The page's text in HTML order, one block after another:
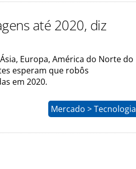
até 2020, diz
Europa, América do Norte do
esperam que robôs
em 2020.
Mercado > Tecnologia